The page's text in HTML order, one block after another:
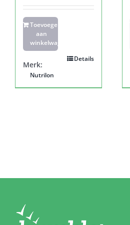
Toevoegen
aan
winkelwagen
Details
Merk:
Nutrilon